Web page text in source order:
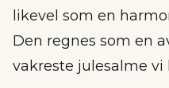
likevel som en
Den regnes som en
vakreste julesalme vi